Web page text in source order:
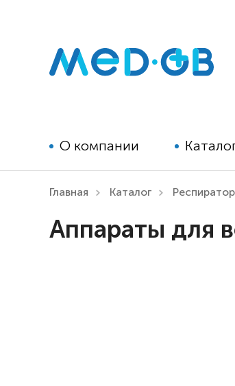
О компании
реабилитации для детей
Главная Каталог
Аппараты для